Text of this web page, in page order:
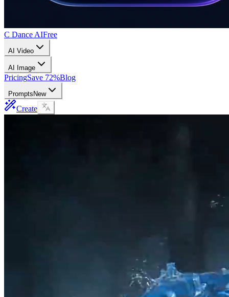
C Dance AIFree
AI Video
AI Image
PricingSave 72%Blog
Prompts New
Create